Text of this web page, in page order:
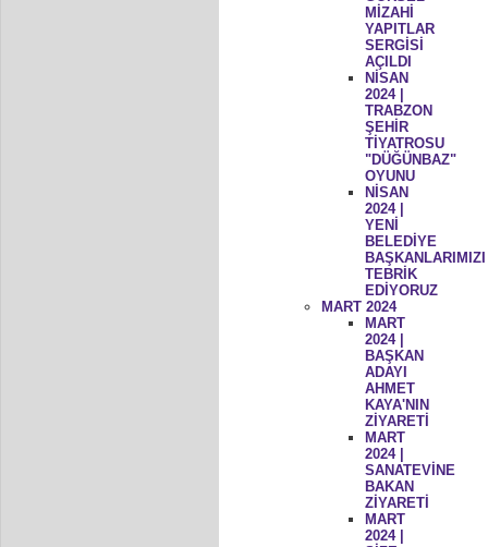
MİZAHİ
YAPITLAR
SERGİSİ
AÇILDI
NİSAN
2024 |
TRABZON
ŞEHİR
TİYATROSU
"DÜĞÜNBAZ"
OYUNU
NİSAN
2024 |
YENİ
BELEDİYE
BAŞKANLARIMIZI
TEBRİK
EDİYORUZ
MART 2024
MART
2024 |
BAŞKAN
ADAYI
AHMET
KAYA'NIN
ZİYARETİ
MART
2024 |
SANATEVİNE
BAKAN
ZİYARETİ
MART
2024 |